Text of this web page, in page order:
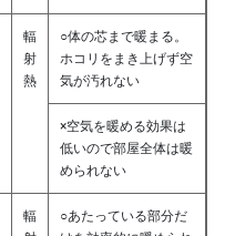
輻
射
熱
○体の芯まで暖まる。
ホコリをまき上げず空
気が汚れない
×空気を暖める効果は
低いので部屋全体は暖
められない
輻
○あたっている部分だ